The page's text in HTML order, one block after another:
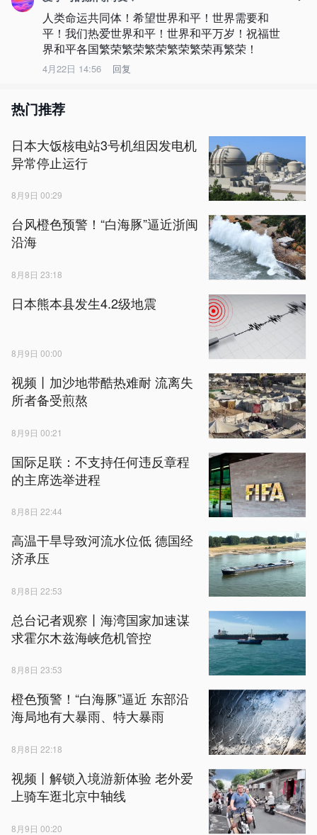
人类命运共同体！希望世界和平！世界需要和
平！我们热爱世界和平！世界和平万岁！祝福世
界和平各国繁荣繁荣繁荣繁荣繁荣再繁荣！
4月22日 14:56 回复
热门推荐
日本大饭核电站3号机组因发电机
异常停止运行
8月9日 00:29
台风橙色预警！“白海豚”逼近浙闽
沿海
8月8日 23:18
日本熊本县发生4.2级地震
8月9日 00:00
视频丨加沙地带酷热难耐 流离失
所者备受煎熬
8月9日 00:21
国际足联：不支持任何违反章程
的主席选举进程
8月8日 22:44
高温干旱导致河流水位低 德国经
济承压
8月8日 22:53
总台记者观察丨海湾国家加速谋
求霍尔木兹海峡危机管控
8月8日 23:53
橙色预警！“白海豚”逼近 东部沿
海局地有大暴雨、特大暴雨
8月8日 22:18
视频丨解锁入境游新体验 老外爱
上骑车逛北京中轴线
8月9日 00:20